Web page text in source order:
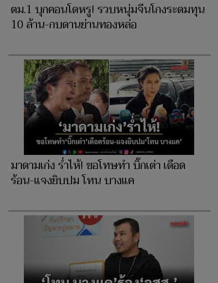
ตม.1 บุกคอนโดหรู! รวบหนุ่มจีนโกงระดมทุน
10 ล้าน-กบดานย่านทองหล่อ
มาดามเก่ง ร่ำไห้! ขอโทษทำ บิ๊กเต่า เดือด
ร้อน-แจงยิบปม โทน บางแค